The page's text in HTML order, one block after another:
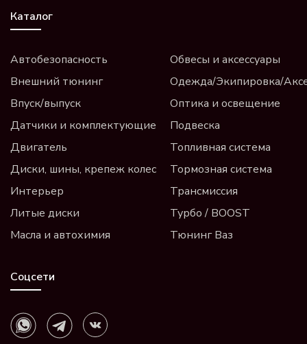
Каталог
Автобезопасность
Внешний тюнинг
Впуск/выпуск
Датчики и комплектующие
Двигатель
Диски, шины, крепеж колес
Интерьер
Литые диски
Масла и автохимия
Обвесы и аксессуары
Одежда/Экипировка/
Оптика и освещение
Подвеска
Топливная система
Тормозная система
Трансмиссия
Турбо / BOOST
Тюнинг Ваз
Соцсети